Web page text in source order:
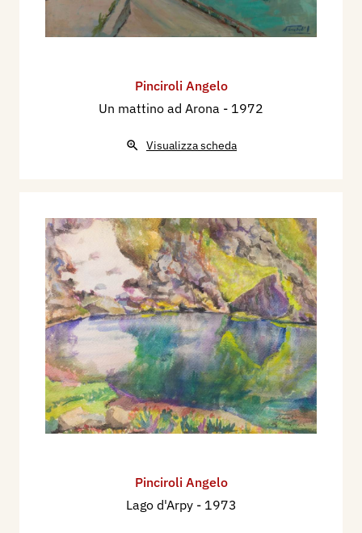
Pinciroli Angelo
Un mattino ad Arona - 1972
Visualizza scheda
Pinciroli Angelo
Lago d'Arpy - 1973